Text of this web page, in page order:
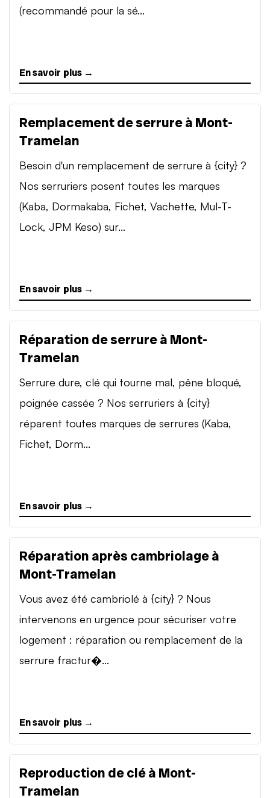
(recommandé pour la sé...
En savoir plus →
Remplacement de serrure à Mont-
Tramelan
Besoin d'un remplacement de serrure à {city} ?
Nos serruriers posent toutes les marques
(Kaba, Dormakaba, Fichet, Vachette, Mul-T-
Lock, JPM Keso) sur...
En savoir plus →
Réparation de serrure à Mont-
Tramelan
Serrure dure, clé qui tourne mal, pêne bloqué,
poignée cassée ? Nos serruriers à {city}
réparent toutes marques de serrures (Kaba,
Fichet, Dorm...
En savoir plus →
Réparation après cambriolage à
Mont-Tramelan
Vous avez été cambriolé à {city} ? Nous
intervenons en urgence pour sécuriser votre
logement : réparation ou remplacement de la
serrure fractur�...
En savoir plus →
Reproduction de clé à Mont-
Tramelan